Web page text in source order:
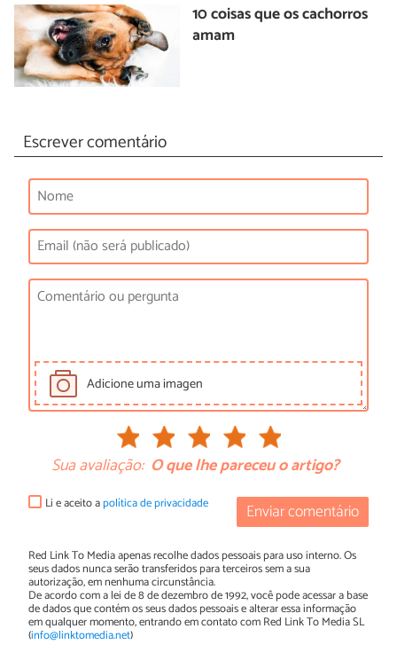
10 coisas que os cachorros
amam
Escrever comentário
Adicione uma imagen
Sua avaliação: O que lhe pareceu o artigo?
Enviar comentário
Li e aceito apolítica de privacidade
Red Link To Media apenas recolhe dados pessoais para uso interno. Os
seus dados nunca serão transferidos para terceiros sem a sua
autorização, em nenhuma circunstância.
De acordo com a lei de 8 de dezembro de 1992, você pode acessar a base
de dados que contém os seus dados pessoais e alterar essa informação
em qualquer momento, entrando em contato com Red Link To Media SL
(info@linktomedia.net)